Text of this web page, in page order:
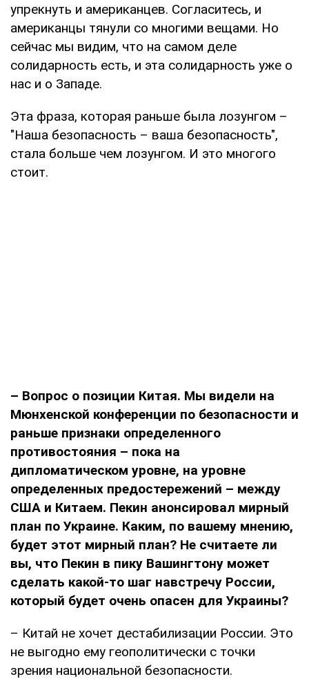
упрекнуть и американцев. Согласитесь, и
американцы тянули со многими вещами. Но
сейчас мы видим, что на самом деле
солидарность есть, и эта солидарность уже о
нас и о Западе.
Эта фраза, которая раньше была лозунгом –
"Наша безопасность – ваша безопасность",
стала больше чем лозунгом. И это многого
стоит.
– Вопрос о позиции Китая. Мы видели на
Мюнхенской конференции по безопасности и
раньше признаки определенного
противостояния – пока на
дипломатическом уровне, на уровне
определенных предостережений – между
США и Китаем. Пекин анонсировал мирный
план по Украине. Каким, по вашему мнению,
будет этот мирный план? Не считаете ли
вы, что Пекин в пику Вашингтону может
сделать какой-то шаг навстречу России,
который будет очень опасен для Украины?
– Китай не хочет дестабилизации России. Это
не выгодно ему геополитически с точки
зрения национальной безопасности.